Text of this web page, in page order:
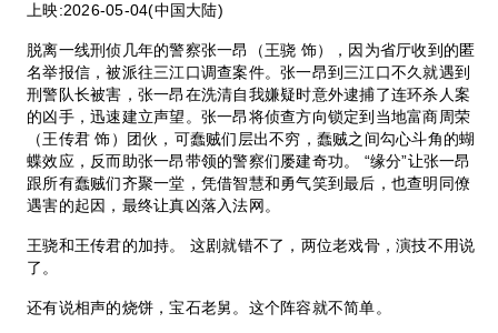
上映:2026-05-04(中国大陆)
脱离一线刑侦几年的警察张一昂（王骁 饰），因为省厅收到的匿
名举报信，被派往三江口调查案件。张一昂到三江口不久就遇到
刑警队长被害，张一昂在洗清自我嫌疑时意外逮捕了连环杀人案
的凶手，迅速建立声望。张一昂将侦查方向锁定到当地富商周荣
（王传君 饰）团伙，可蠢贼们层出不穷，蠢贼之间勾心斗角的蝴
蝶效应，反而助张一昂带领的警察们屡建奇功。 “缘分”让张一昂
跟所有蠢贼们齐聚一堂，凭借智慧和勇气笑到最后，也查明同僚
遇害的起因，最终让真凶落入法网。
王骁和王传君的加持。 这剧就错不了，两位老戏骨，演技不用说
了。
还有说相声的烧饼，宝石老舅。这个阵容就不简单。